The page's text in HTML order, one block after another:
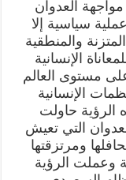
العدوان
سياسية إلا
والمنطقية
الإنسانية
مستوى العالم
الإنسانية
الرؤية حاولت
التي تعيش
ومرتزقتها
وعملت الرؤية